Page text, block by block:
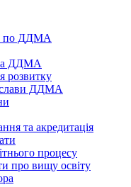
по ДДМА
ДДМА
розвитку
ДДМА
та акредитація
процесу
про вищу освіту